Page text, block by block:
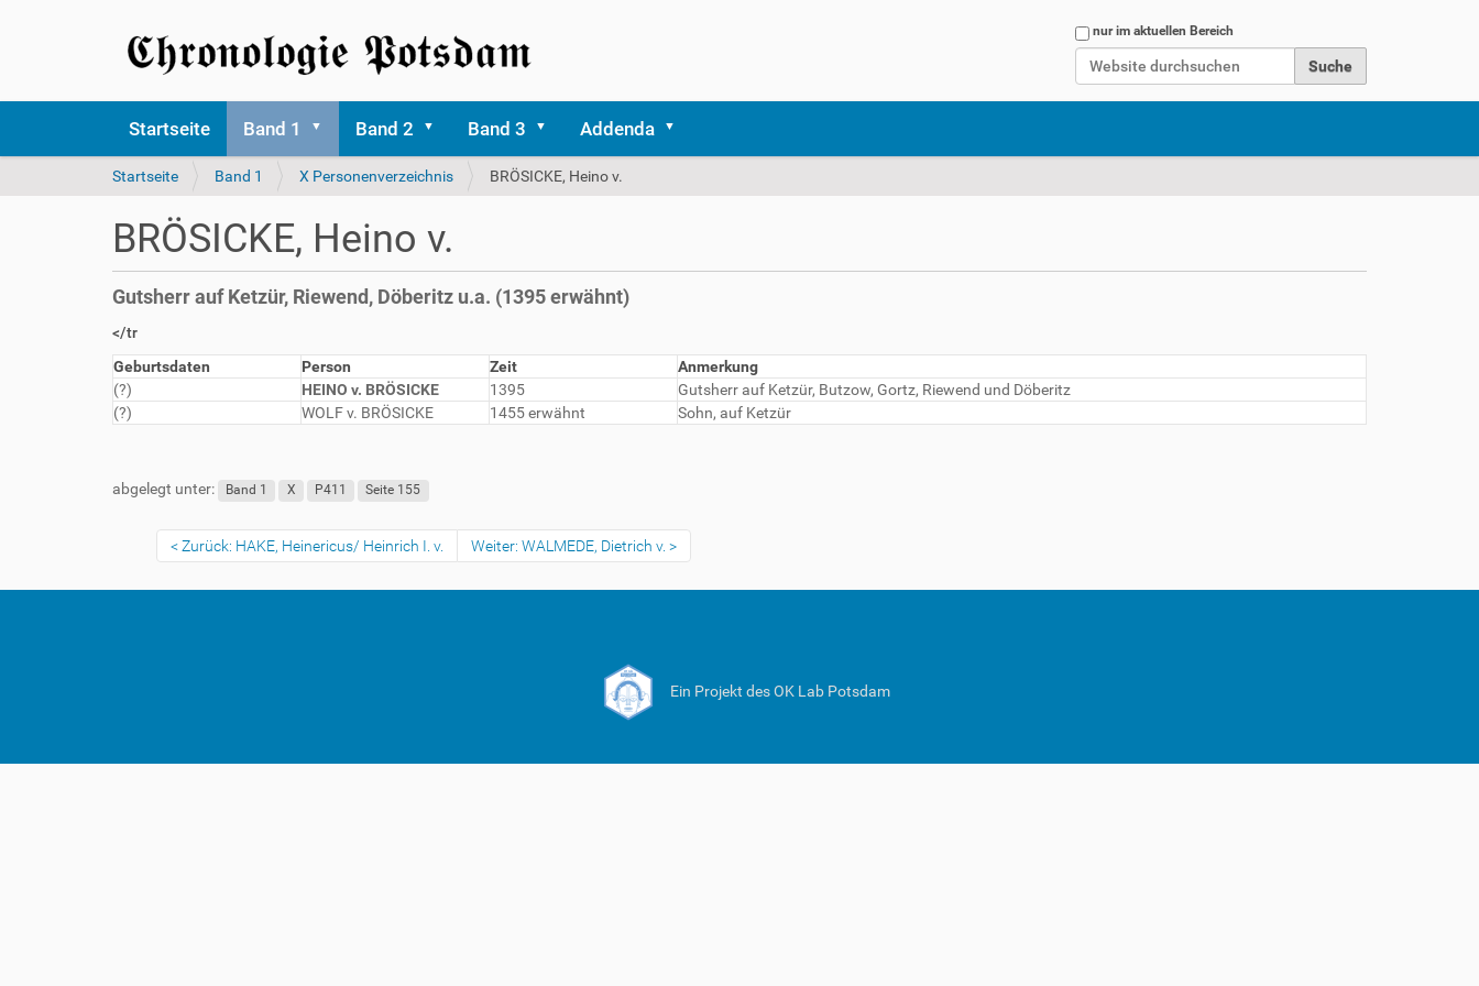
Website durchsuchen
nur im aktuellen Bereich
Startseite Band 1 Band 2 Band 3 Addenda
S
d
h
e
r
Startseite Band 1 X Personenverzeichnis BRÖSICKE, Heino v.
BRÖSICKE, Heino v.
Gutsherr auf Ketzür, Riewend, Döberitz u.a. (1395 erwähnt)
</tr
Geburtsdaten
Person Zeit
Anmerkung
(?)
HEINO v. BRÖSICKE 1395
Gutsherr auf Ketzür, Butzow, Gortz, Riewend und Döberitz
(?)
WOLF v. BRÖSICKE 1455 erwähnt Sohn, auf Ketzür
abgelegt unter: Band 1 X P411 Seite 155
Zurück: HAKE, Heinericus/ Heinrich I. v. Weiter: WALMEDE, Dietrich v.
Ein Projekt des OK Lab Potsdam